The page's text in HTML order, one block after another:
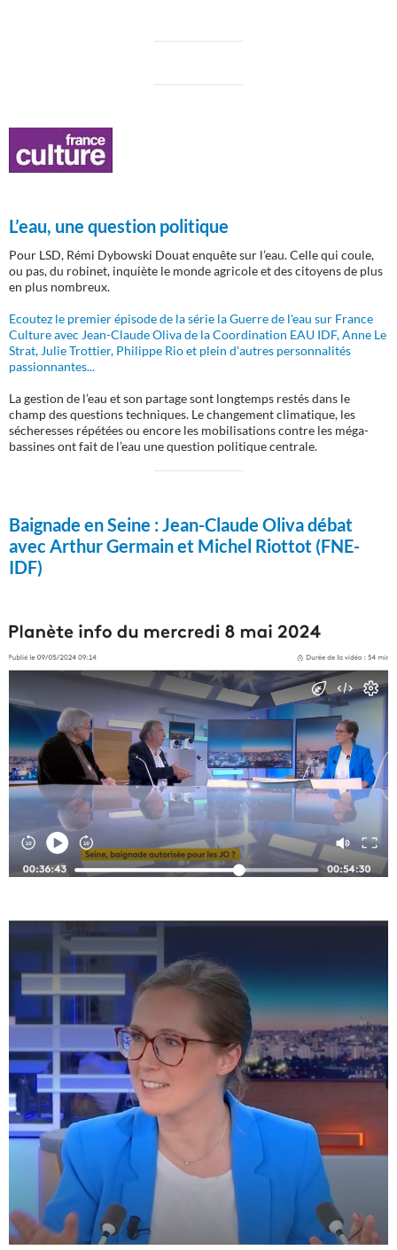
L’eau, une question politique
Pour LSD, Rémi Dybowski Douat enquête sur l’eau. Celle qui coule,
ou pas, du robinet, inquiète le monde agricole et des citoyens de plus
en plus nombreux.
Ecoutez le premier épisode de la série la Guerre de l'eau sur France
Culture avec Jean-Claude Oliva de la Coordination EAU IDF, Anne Le
Strat, Julie Trottier, Philippe Rio et plein d'autres personnalités
passionnantes...
La gestion de l’eau et son partage sont longtemps restés dans le
champ des questions techniques. Le changement climatique, les
sécheresses répétées ou encore les mobilisations contre les méga-
bassines ont fait de l’eau une question politique centrale.
Baignade en Seine :Jean-Claude Oliva débat
avec Arthur Germain et Michel Riottot (FNE-
IDF)